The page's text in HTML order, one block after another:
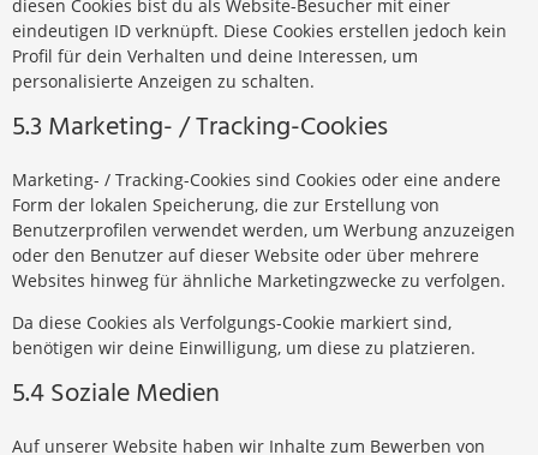
diesen Cookies bist du als Website-Besucher mit einer
eindeutigen ID verknüpft. Diese Cookies erstellen jedoch kein
Profil für dein Verhalten und deine Interessen, um
personalisierte Anzeigen zu schalten.
5.3 Marketing- / Tracking-Cookies
Marketing- / Tracking-Cookies sind Cookies oder eine andere
Form der lokalen Speicherung, die zur Erstellung von
Benutzerprofilen verwendet werden, um Werbung anzuzeigen
oder den Benutzer auf dieser Website oder über mehrere
Websites hinweg für ähnliche Marketingzwecke zu verfolgen.
Da diese Cookies als Verfolgungs-Cookie markiert sind,
benötigen wir deine Einwilligung, um diese zu platzieren.
5.4 Soziale Medien
Auf unserer Website haben wir Inhalte zum Bewerben von